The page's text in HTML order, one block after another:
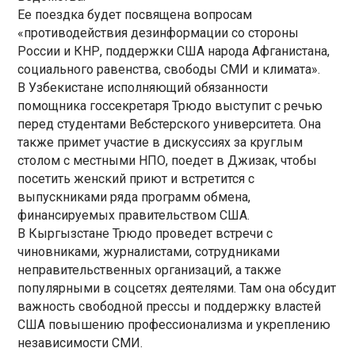
Ее поездка будет посвящена вопросам
«противодействия дезинформации со стороны
России и КНР, поддержки США народа Афганистана,
социального равенства, свободы СМИ и климата».
В Узбекистане исполняющий обязанности
помощника госсекретаря Трюдо выступит с речью
перед студентами Вебстерского университета. Она
также примет участие в дискуссиях за круглым
столом с местными НПО, поедет в Джизак, чтобы
посетить женский приют и встретится с
выпускниками ряда программ обмена,
финансируемых правительством США.
В Кыргызстане Трюдо проведет встречи с
чиновниками, журналистами, сотрудниками
неправительственных организаций, а также
популярными в соцсетях деятелями. Там она обсудит
важность свободной прессы и поддержку властей
США повышению профессионализма и укреплению
независимости СМИ.